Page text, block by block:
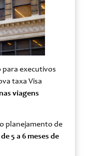
executivos
taxa Visa
viagens
planejamento de
5 a 6 meses de